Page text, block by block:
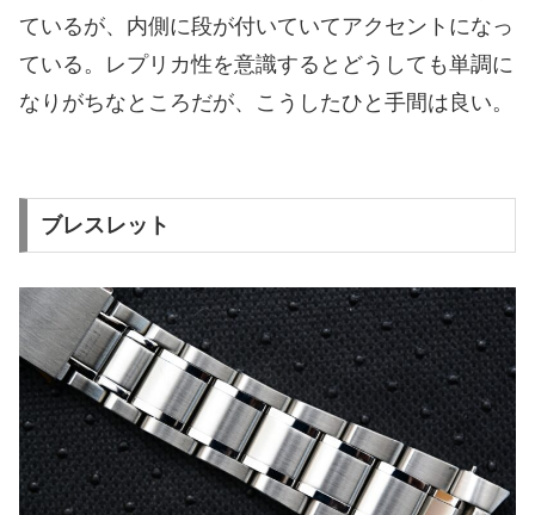
ているが、内側に段が付いていてアクセントになっ
ている。レプリカ性を意識するとどうしても単調に
なりがちなところだが、こうしたひと手間は良い。
ブレスレット